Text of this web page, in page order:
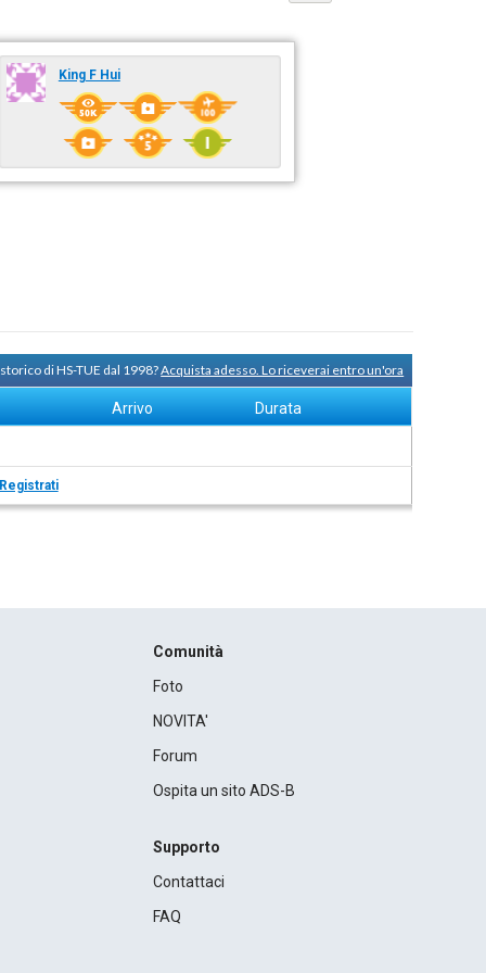
King F Hui
di HS-TUE dal 1998?Acquista adesso. Lo riceverai entro un'ora
Arrivo Durata
Comunità
Foto
NOVITA'
Forum
Ospita un sito ADS-B
Supporto
Contattaci
FAQ